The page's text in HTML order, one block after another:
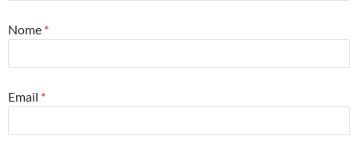
Nome *
Email *